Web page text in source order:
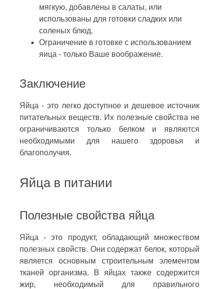
мягкую, добавлены в салаты, или
использованы для готовки сладких или
соленых блюд.
Ограничение в готовке с использованием
яица - только Ваше воображение.
Заключение
Яйца - это легко доступное и дешевое источник
питательных веществ. Их полезные свойства не
ограничиваются только белком и являются
необходимыми для нашего здоровья и
благополучия.
Яйца в питании
Полезные свойства яйца
Яйца - это продукт, обладающий множеством
полезных свойств. Они содержат белок, который
является основным строительным элементом
тканей организма. В яйцах также содержится
жир, необходимый для правильного